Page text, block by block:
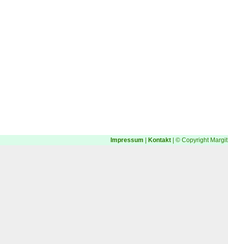
Impressum Kontakt | © Copyright